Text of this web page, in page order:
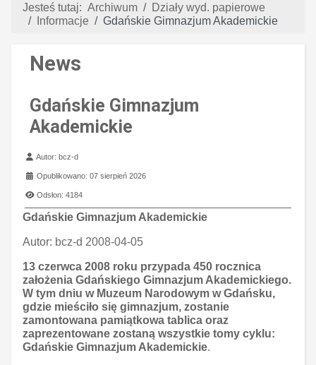
Jesteś tutaj: Archiwum
Działy wyd. papierowe
Informacje
Gdańskie Gimnazjum Akademickie
News
Gdańskie Gimnazjum
Akademickie
Szczegóły
Autor:bcz-d
Opublikowano: 07 sierpień 2026
Odsłon: 4184
Gdańskie Gimnazjum Akademickie
Autor: bcz-d 2008-04-05
13 czerwca 2008 roku przypada 450 rocznica
założenia Gdańskiego Gimnazjum Akademickiego.
W tym dniu w Muzeum Narodowym w Gdańsku,
gdzie mieściło się gimnazjum, zostanie
zamontowana pamiątkowa tablica oraz
zaprezentowane zostaną wszystkie tomy cyklu:
Gdańskie Gimnazjum Akademickie.